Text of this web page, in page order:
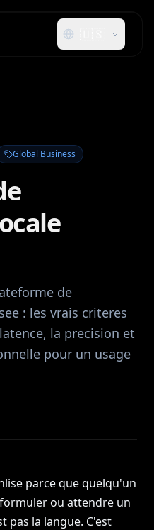
Global Business
de
: les vrais criteres
la precision et
pour un usage
parce que quelqu'un
ou attendre un
pas la langue. C'est